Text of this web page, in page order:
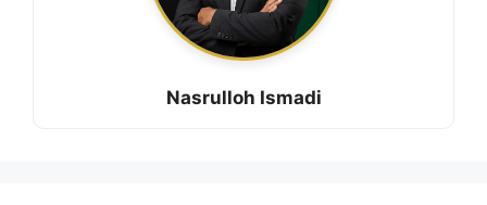
Nasrulloh Ismadi